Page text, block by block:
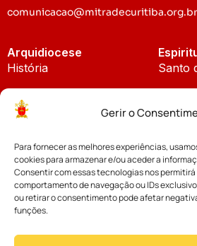
Gerir o
Para fornecer as melhores experiências,
cookies para armazenar e/ou aceder a
Consentir com essas tecnologias nos
comportamento de navegação ou IDs
ou retirar o consentimento pode afetar
funções.
comunicacao@mitradecuritiba.org.br
Arquidiocese
História
Padroeira
Santo
Notícias
Notícias da Arquidiocese
Notícias Cáritas
Cúria
Fundo